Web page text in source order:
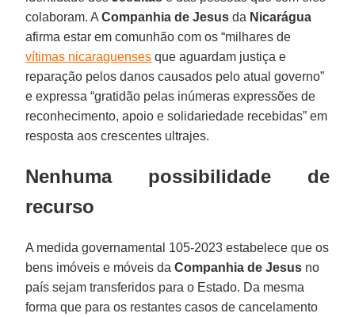
colaboram. ACompanhia de Jesus da Nicarágua
afirma estar em comunhão com os “milhares de
vítimas nicaraguenses que aguardam justiça e
reparação pelos danos causados pelo atual governo”
e expressa “gratidão pelas inúmeras expressões de
reconhecimento, apoio e solidariedade recebidas” em
resposta aos crescentes ultrajes.
Nenhuma possibilidade de
recurso
A medida governamental 105-2023 estabelece que os
bens imóveis e móveis daCompanhia de Jesus no
país sejam transferidos para o Estado. Da mesma
forma que para os restantes casos de cancelamento